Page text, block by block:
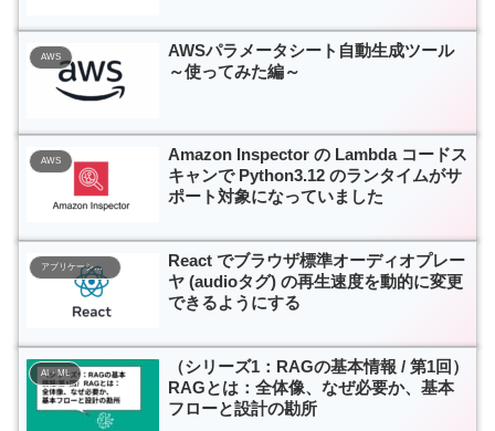
AWS
AWSパラメータシート自動生成ツール
～使ってみた編～
AWS
Amazon Inspector の Lambda コードス
キャンで Python3.12 のランタイムがサ
ポート対象になっていました
アプリケーション開発
React でブラウザ標準オーディオプレー
ヤ (audioタグ) の再生速度を動的に変更
できるようにする
AI・ML
（シリーズ1：RAGの基本情報 / 第1回）
RAGとは：全体像、なぜ必要か、基本
フローと設計の勘所